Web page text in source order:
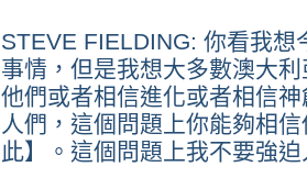
STEVE FIELDING: 你看我
事情，但是我想大多數澳大
他們或者相信進化或者相
人們，這個問題上你能夠相
此】。這個問題上我不要強